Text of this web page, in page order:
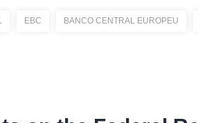
EBC BANCO CENTRAL EUROPEU